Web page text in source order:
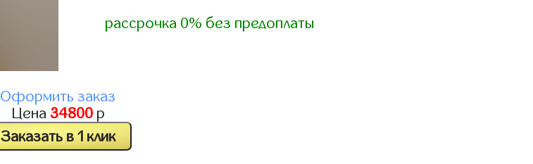
рассрочка 0% без предоплаты
Оформить заказ
Цена 34800р
Заказать в 1 клик